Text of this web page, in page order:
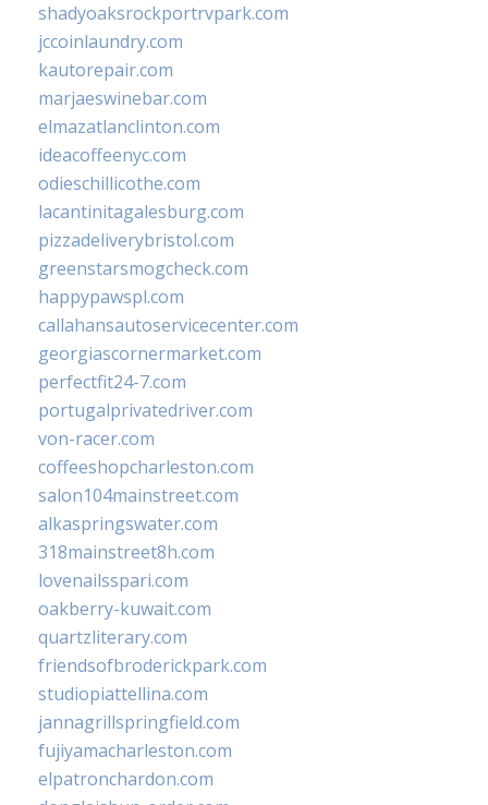
shadyoaksrockportrvpark.com
jccoinlaundry.com
kautorepair.com
marjaeswinebar.com
elmazatlanclinton.com
ideacoffeenyc.com
odieschillicothe.com
lacantinitagalesburg.com
pizzadeliverybristol.com
greenstarsmogcheck.com
happypawspl.com
callahansautoservicecenter.com
georgiascornermarket.com
perfectfit24-7.com
portugalprivatedriver.com
von-racer.com
coffeeshopcharleston.com
salon104mainstreet.com
alkaspringswater.com
318mainstreet8h.com
lovenailsspari.com
oakberry-kuwait.com
quartzliterary.com
friendsofbroderickpark.com
studiopiattellina.com
jannagrillspringfield.com
fujiyamacharleston.com
elpatronchardon.com